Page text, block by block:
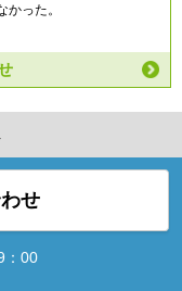
った。
せ
：00